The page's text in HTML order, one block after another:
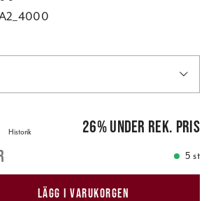
kr 3 299,00 kr
Historik 26%under rek. pris
5 st
LÄGG I VARUKORGEN